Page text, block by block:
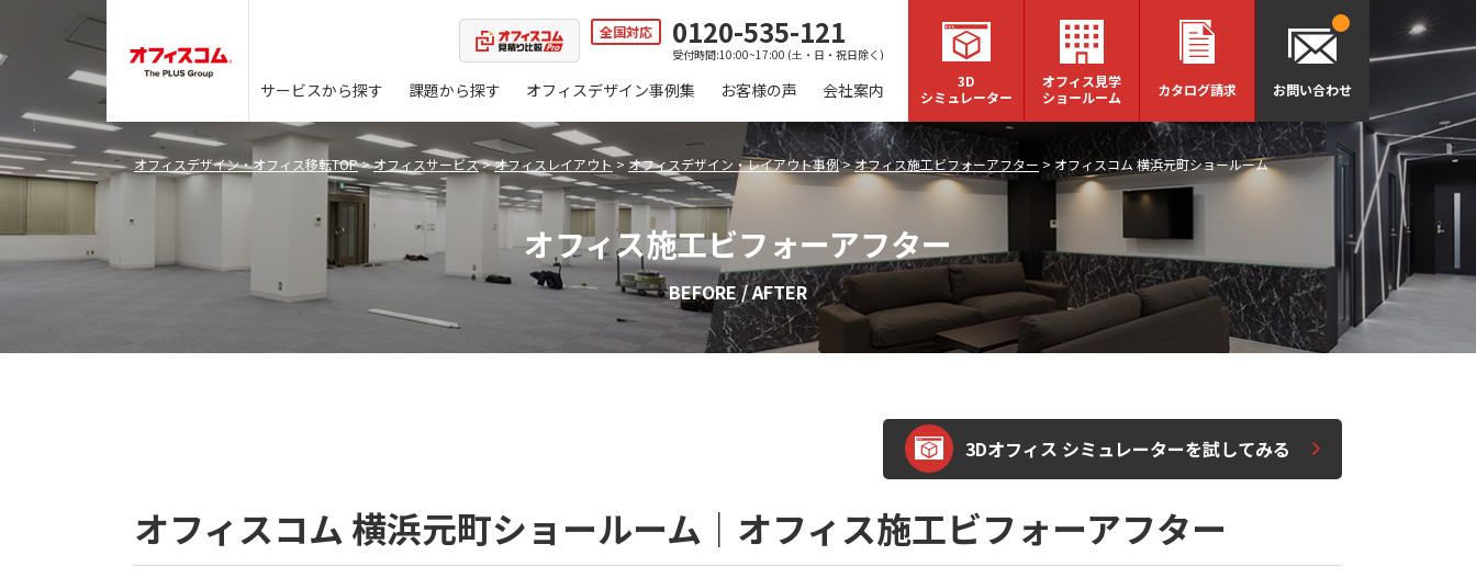
全国対応 0120-535-121
受付時間:10:00~17:00 (土・日・祝日除く)
サービスから探す 課題から探す オフィスデザイン事例集 お客様の声 会社案内
3D
シミュレーター
オフィス見学
ショールーム
カタログ請求 お問い合わせ
オフィスデザイン・オフィス移転TOP>オフィスサービス>オフィスレイアウト> オフィスデザイン・レイアウト事例>オフィス施工ビフォーアフター > オフィスコム 横浜元町ショールーム
オフィス施工ビフォーアフター
BEFORE / AFTER
3Dオフィス シミュレーターを試してみる
オフィスコム 横浜元町ショールーム｜オフィス施工ビフォーアフター